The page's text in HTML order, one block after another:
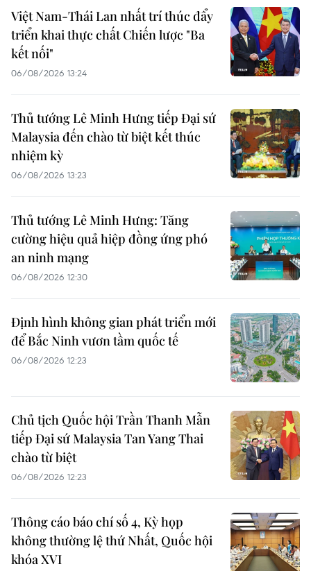
Việt Nam-Thái Lan nhất trí thúc đẩy
triển khai thực chất Chiến lược "Ba
kết nối"
06/08/2026 13:24
Thủ tướng Lê Minh Hưng tiếp Đại sứ
Malaysia đến chào từ biệt kết thúc
nhiệm kỳ
06/08/2026 13:23
Thủ tướng Lê Minh Hưng: Tăng
cường hiệu quả hiệp đồng ứng phó
an ninh mạng
06/08/2026 12:30
Định hình không gian phát triển mới
để Bắc Ninh vươn tầm quốc tế
06/08/2026 12:23
Chủ tịch Quốc hội Trần Thanh Mẫn
tiếp Đại sứ Malaysia Tan Yang Thai
chào từ biệt
06/08/2026 12:23
Thông cáo báo chí số 4, Kỳ họp
không thường lệ thứ Nhất, Quốc hội
khóa XVI